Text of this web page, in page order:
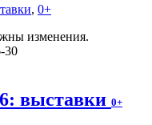
, 0+
изменения.
30
выставки 0+